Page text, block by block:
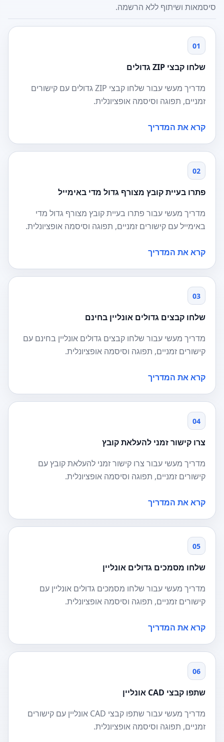
סיסמאות ושיתוף ללא הרשמה.
01
שלחו קבצי ZIP גדולים
מדריך מעשי עבור שלחו קבצי ZIP גדולים עם קישורים
זמניים, תפוגה וסיסמה אופציונלית.
קרא את המדריך
02
פתרו בעיית קובץ מצורף גדול מדי באימייל
מדריך מעשי עבור פתרו בעיית קובץ מצורף גדול מדי
באימייל עם קישורים זמניים, תפוגה וסיסמה אופציונלית.
קרא את המדריך
03
שלחו קבצים גדולים אונליין בחינם
מדריך מעשי עבור שלחו קבצים גדולים אונליין בחינם עם
קישורים זמניים, תפוגה וסיסמה אופציונלית.
קרא את המדריך
04
צרו קישור זמני להעלאת קובץ
מדריך מעשי עבור צרו קישור זמני להעלאת קובץ עם
קישורים זמניים, תפוגה וסיסמה אופציונלית.
קרא את המדריך
05
שלחו מסמכים גדולים אונליין
מדריך מעשי עבור שלחו מסמכים גדולים אונליין עם
קישורים זמניים, תפוגה וסיסמה אופציונלית.
קרא את המדריך
06
שתפו קבצי CAD אונליין
מדריך מעשי עבור שתפו קבצי CAD אונליין עם קישורים
זמניים, תפוגה וסיסמה אופציונלית.